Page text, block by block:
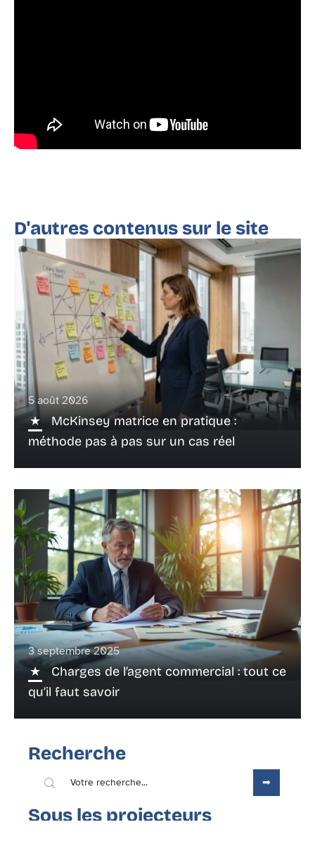
D'autres contenus sur le site
5 août 2026
McKinsey matrice en pratique :
méthode pas à pas sur un cas réel
3 septembre 2025
Charges de l’agent commercial : tout ce
qu’il faut savoir
Recherche
Sous les projecteurs